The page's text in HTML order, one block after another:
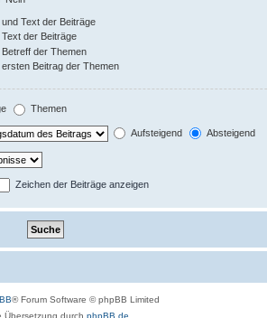
und Text der Beiträge
Text der Beiträge
Betreff der Themen
ersten Beitrag der Themen
Themen
Aufsteigend Absteigend
Zeichen der Beiträge anzeigen
® Forum Software © phpBB Limited
Übersetzung durch phpBB.de